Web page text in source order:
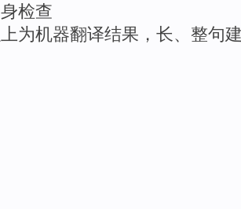
检查
为机器翻译结果，长、整句